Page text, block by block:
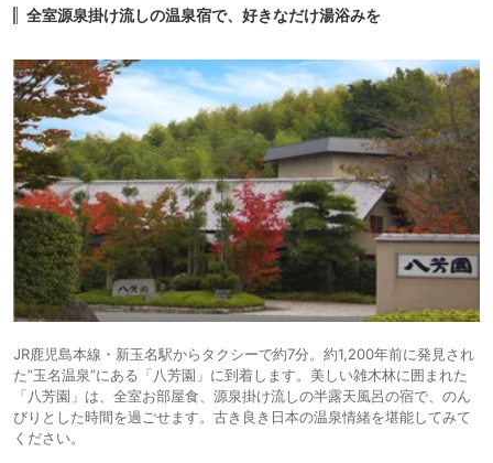
全室源泉掛け流しの温泉宿で、好きなだけ湯浴みを
JR鹿児島本線・新玉名駅からタクシーで約7分。約1,200年前に発見され
た”玉名温泉”にある「八芳園」に到着します。美しい雑木林に囲まれた
「八芳園」は、全室お部屋食、源泉掛け流しの半露天風呂の宿で、のん
びりとした時間を過ごせます。古き良き日本の温泉情緒を堪能してみて
ください。